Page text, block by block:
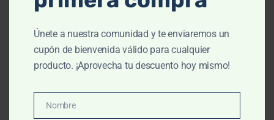
Contorno de Ojos,Desmaquillantes,Facial,Higiene personal
MartiDerm Desmaquillante de Ojos Bifásico –
125 ml-Essentials
$385.00
347.00
Únete a nuestra comunidad y te enviaremos un
cupón de bienvenida válido para cualquier
producto. ¡Aprovecha tu descuento hoy mismo!
Nombre
Nombre